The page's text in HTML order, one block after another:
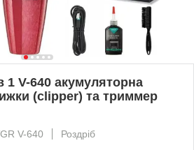
1 V-640 акумуляторна
(clipper) та триммер
V-640
Роздріб